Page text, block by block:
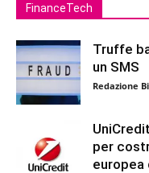
FinanceTech
Truffe
un SMS
Redazione
per
europea